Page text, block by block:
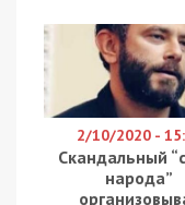
2/10/2020 -
Скандальный
народа”